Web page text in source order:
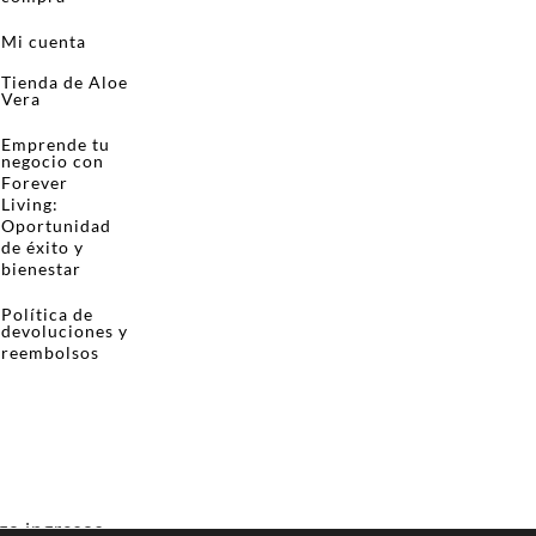
Mi cuenta
Tienda de Aloe
Vera
Emprende tu
negocio con
Forever
Living:
Oportunidad
de éxito y
bienestar
Política de
devoluciones y
reembolsos
ingresos